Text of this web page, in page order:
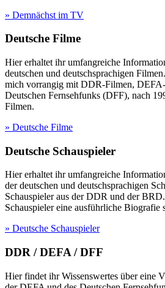
» Demnächst im TV
Deutsche Filme
Hier erhaltet ihr umfangreiche
deutschen und deutschsprachigen
mich vorrangig mit DDR-Filmen,
Deutschen Fernsehfunks (DFF), nach
Filmen.
» Deutsche Filme
Deutsche Schauspieler
Hier erhaltet ihr umfangreiche
der deutschen und deutschsprachigen
Schauspieler aus der DDR und der
Schauspieler eine ausführliche Biografie
» Deutsche Schauspieler
DDR / DEFA / DFF
Hier findet ihr Wissenswertes über eine